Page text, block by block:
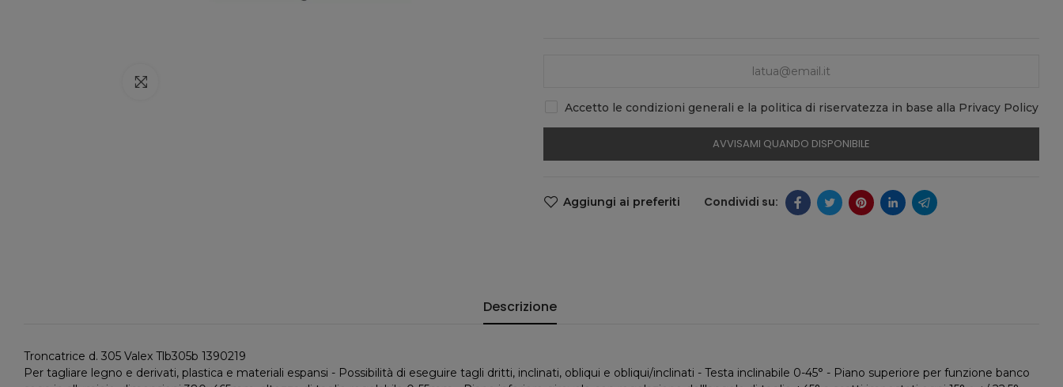
Accetto le condizioni generali e la politica di riservatezza in base alla Privacy Policy
AVVISAMI QUANDO DISPONIBILE
Aggiungi ai preferiti
Descrizione
Troncatrice d. 305 Valex Tlb305b 1390219
Per tagliare legno e derivati, plastica e materiali espansi - Possibilità di eseguire tagli dritti, inclinati, obliqui e obliqui/inclinati - Testa inclinabile 0-45° - Piano superiore per funzione banco